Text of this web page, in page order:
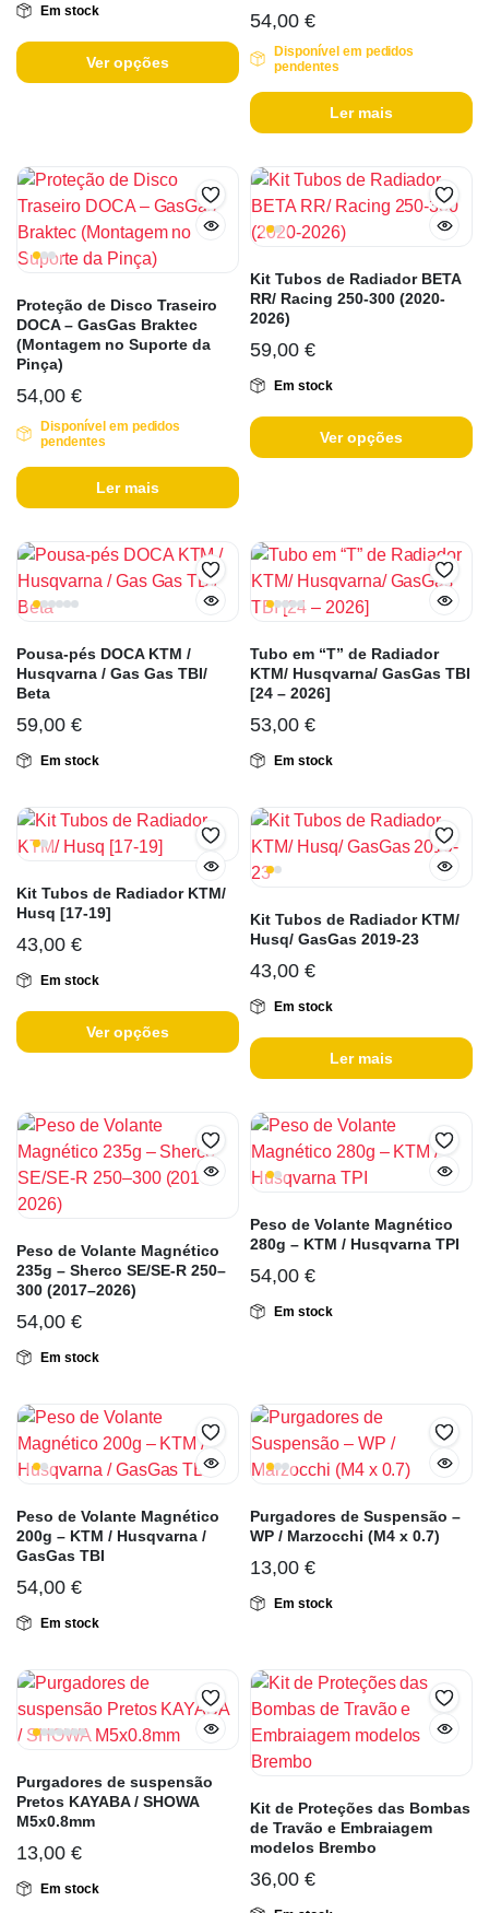
Em stock
Ver opções
54,00 €
Disponível em pedidos
pendentes
Ler mais
Proteção de Disco Traseiro
DOCA – GasGas Braktec
(Montagem no Suporte da
Pinça)
54,00 €
Disponível em pedidos
pendentes
Ler mais
Kit Tubos de Radiador BETA
RR/ Racing 250-300 (2020-
2026)
59,00 €
Em stock
Ver opções
Pousa-pés DOCA KTM /
Husqvarna / Gas Gas TBI/
Beta
59,00 €
Em stock
Tubo em “T” de Radiador
KTM/ Husqvarna/ GasGas TBI
[24 – 2026]
53,00 €
Em stock
Kit Tubos de Radiador KTM/
Husq [17-19]
43,00 €
Em stock
Ver opções
Kit Tubos de Radiador KTM/
Husq/ GasGas 2019-23
43,00 €
Em stock
Ler mais
Peso de Volante Magnético
235g – Sherco SE/SE-R 250–
300 (2017–2026)
54,00 €
Em stock
Peso de Volante Magnético
280g – KTM / Husqvarna TPI
54,00 €
Em stock
Peso de Volante Magnético
200g – KTM / Husqvarna /
GasGas TBI
54,00 €
Em stock
Purgadores de Suspensão –
WP / Marzocchi (M4 x 0.7)
13,00 €
Em stock
Purgadores de suspensão
Pretos KAYABA / SHOWA
M5x0.8mm
13,00 €
Em stock
Kit de Proteções das Bombas
de Travão e Embraiagem
modelos Brembo
36,00 €